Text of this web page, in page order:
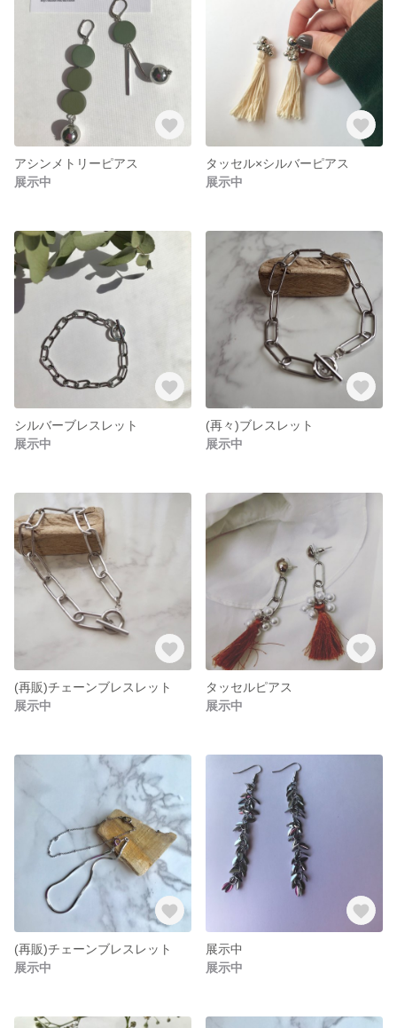
アシンメトリーピアス
展示中
タッセル×シルバーピアス
展示中
シルバーブレスレット
展示中
(再々)ブレスレット
展示中
(再販)チェーンブレスレット
展示中
タッセルピアス
展示中
(再販)チェーンブレスレット
展示中
展示中
展示中